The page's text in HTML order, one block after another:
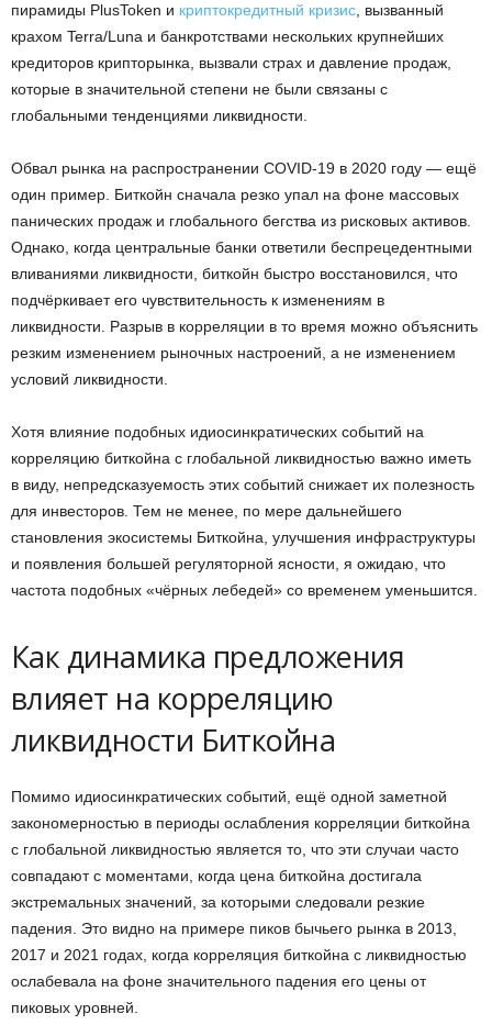
пирамиды PlusToken и криптокредитный кризис, вызванный
крахом Terra/Luna и банкротствами нескольких крупнейших
кредиторов крипторынка, вызвали страх и давление продаж,
которые в значительной степени не были связаны с
глобальными тенденциями ликвидности.
Обвал рынка на распространении COVID-19 в 2020 году — ещё
один пример. Биткойн сначала резко упал на фоне массовых
панических продаж и глобального бегства из рисковых активов.
Однако, когда центральные банки ответили беспрецедентными
вливаниями ликвидности, биткойн быстро восстановился, что
подчёркивает его чувствительность к изменениям в
ликвидности. Разрыв в корреляции в то время можно объяснить
резким изменением рыночных настроений, а не изменением
условий ликвидности.
Хотя влияние подобных идиосинкратических событий на
корреляцию биткойна с глобальной ликвидностью важно иметь
в виду, непредсказуемость этих событий снижает их полезность
для инвесторов. Тем не менее, по мере дальнейшего
становления экосистемы Биткойна, улучшения инфраструктуры
и появления большей регуляторной ясности, я ожидаю, что
частота подобных «чёрных лебедей» со временем уменьшится.
Как динамика предложения
влияет на корреляцию
ликвидности Биткойна
Помимо идиосинкратических событий, ещё одной заметной
закономерностью в периоды ослабления корреляции биткойна
с глобальной ликвидностью является то, что эти случаи часто
совпадают с моментами, когда цена биткойна достигала
экстремальных значений, за которыми следовали резкие
падения. Это видно на примере пиков бычьего рынка в 2013,
2017 и 2021 годах, когда корреляция биткойна с ликвидностью
ослабевала на фоне значительного падения его цены от
пиковых уровней.